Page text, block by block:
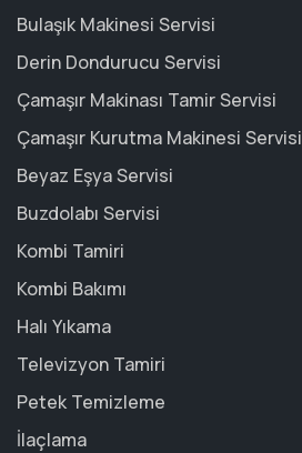
Bulaşık Makinesi Servisi
Derin Dondurucu Servisi
Çamaşır Makinası Tamir Servisi
Çamaşır Kurutma Makinesi Servisi
Beyaz Eşya Servisi
Buzdolabı Servisi
Kombi Tamiri
Kombi Bakımı
Halı Yıkama
Televizyon Tamiri
Petek Temizleme
İlaçlama